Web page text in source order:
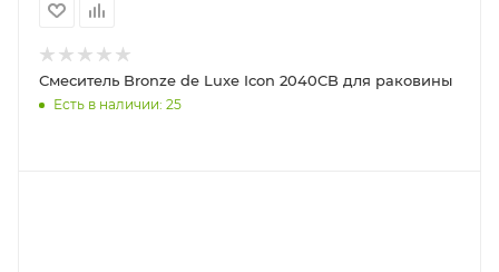
Смеситель Bronze de Luxe Icon 2040CB для раковины
Есть в наличии: 25